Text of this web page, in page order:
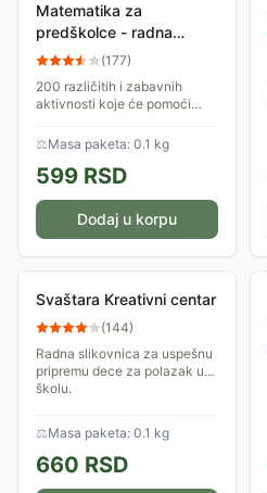
Matematika za
predškolce - radna
sveska Kreativni centar
(177)
200 različitih i zabavnih
aktivnosti koje će pomoći
sedam godina, da usvoje
osnovne matematičke
pojmove. Brojevi i
⚖Masa paketa: 0.1 kg
599 RSD
Dodaj u korpu
Svaštara Kreativni centar
(144)
Radna slikovnica za uspešnu
pripremu dece za polazak u
školu.
⚖Masa paketa: 0.1 kg
660 RSD